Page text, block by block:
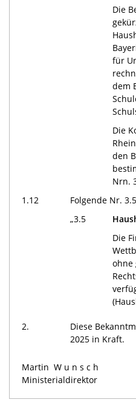
Die
für
dem
Die
den
Nrn.
1.12
Folgende Nr.
„3.5
Die
ohne
2.
Diese
2025 in Kraft.
Martin Wunsch
Ministerialdirektor